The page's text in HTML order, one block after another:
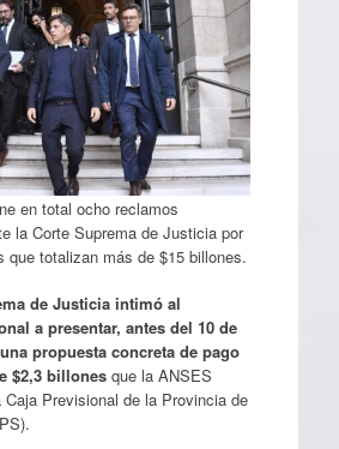
en total ocho reclamos
la Corte Suprema de Justicia por
que totalizan más de $15 billones.
de Justicia intimó al
a presentar, antes del 10 de
propuesta concreta de pago
$2,3 billonesque la ANSES
Caja Previsional de la Provincia de